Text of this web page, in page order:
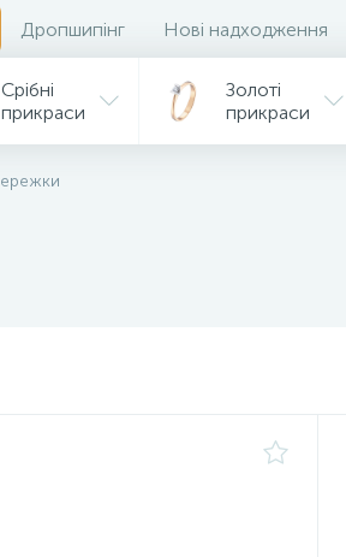
Дропшипінг Нові надходження
Срібні
прикраси
Золоті
прикраси